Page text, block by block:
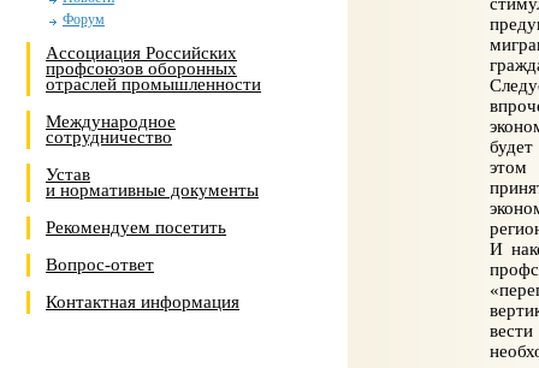
Форум
Ассоциация Российских
профсоюзов оборонных
отраслей промышленности
Международное
сотрудничество
Устав
и нормативные документы
Рекомендуем посетить
Вопрос-ответ
Контактная информация
этом
И